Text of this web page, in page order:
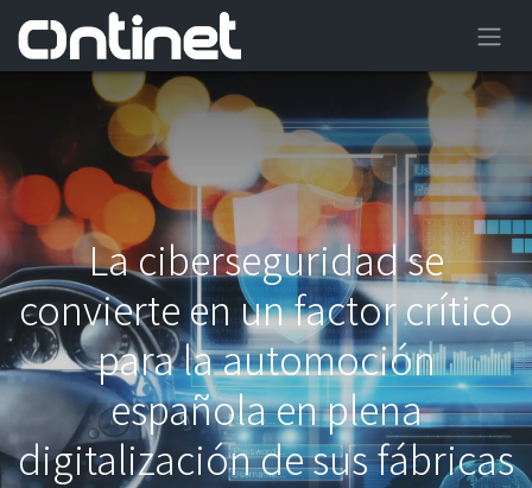
La ciberseguridad se
convierte en un factor crítico
para la automoción
española en plena
digitalización de sus fábricas